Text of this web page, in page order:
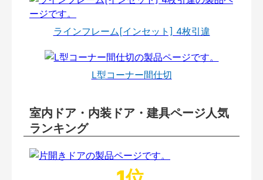
ラインフレーム[インセット] 4枚引違
L型コーナー間仕切
室内ドア・内装ドア・建具ページ人気
ランキング